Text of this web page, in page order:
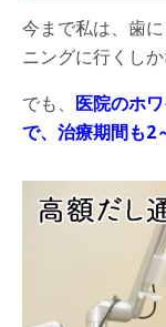
今まで私は、歯
ニングに行くし
でも、 医院のホ
で、治療期間も2